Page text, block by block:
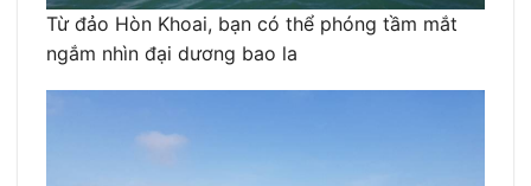
Từ đảo Hòn Khoai, bạn có thể phóng tầm mắt
ngắm nhìn đại dương bao la